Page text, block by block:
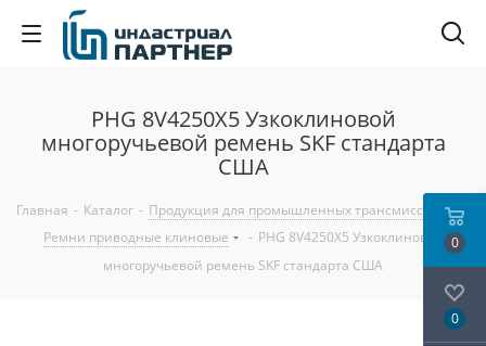
PHG 8V4250X5 Узкоклиновой
многоручьевой ремень SKF стандарта
США
Главная - Каталог - Продукция для промышленных трансмиссий
-
Ремни приводные клиновые
- PHG 8V4250X5 Узкоклиновой
многоручьевой ремень SKF стандарта США
0
0